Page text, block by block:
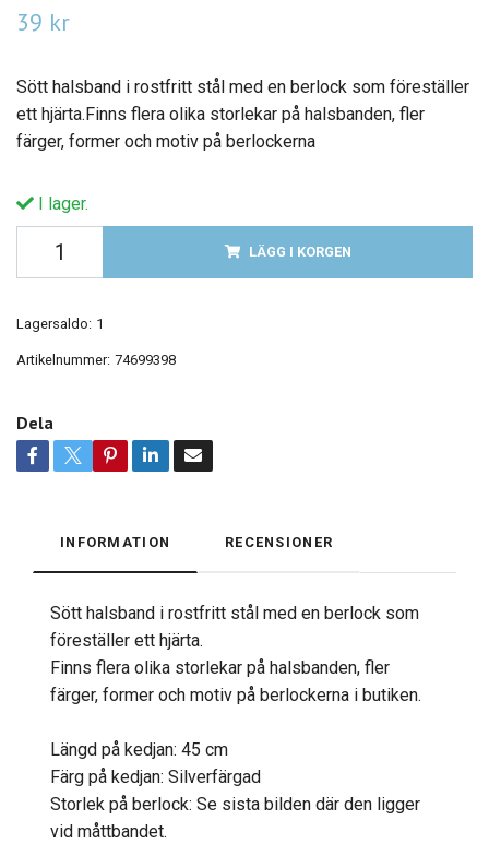
39 kr
Sött halsband i rostfritt stål med en berlock som föreställer
ett hjärta.Finns flera olika storlekar på halsbanden, fler
färger, former och motiv på berlockerna
I lager.
LÄGG I KORGEN
Lagersaldo: 1
Artikelnummer: 74699398
Dela
INFORMATION RECENSIONER
Sött halsband i rostfritt stål med en berlock som
föreställer ett hjärta.
Finns flera olika storlekar på halsbanden, fler
färger, former och motiv på berlockerna i butiken.
Längd på kedjan: 45 cm
Färg på kedjan: Silverfärgad
Storlek på berlock: Se sista bilden där den ligger
vid måttbandet.